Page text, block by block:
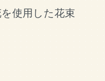
使用した花束